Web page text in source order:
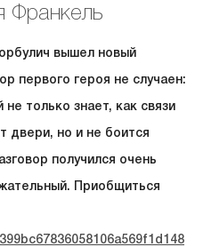
Франкель
вышел новый
первого героя не случаен:
только знает, как связи
двери, но и не боится
получился очень
Приобщиться